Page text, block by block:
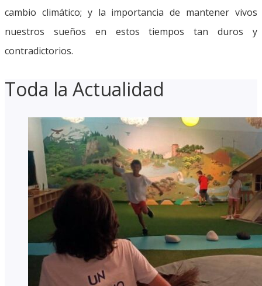
cambio climático; y la importancia de mantener vivos
nuestros sueños en estos tiempos tan duros y
contradictorios.
Toda la Actualidad